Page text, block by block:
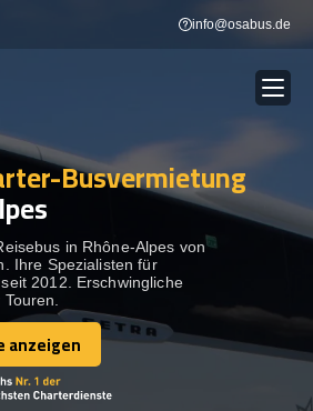
info@osabus.de
Show dropdown
Show dropdown
UNS
UNS
Busvermietung
in Rhône-Alpes von
Ihre Spezialisten für
2012. Erschwingliche